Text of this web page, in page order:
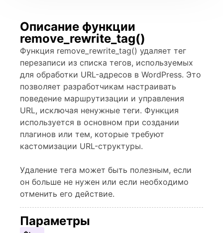
Описание функции
remove_rewrite_tag()
Функция remove_rewrite_tag() удаляет тег
перезаписи из списка тегов, используемых
для обработки URL-адресов в WordPress. Это
позволяет разработчикам настраивать
поведение маршрутизации и управления
URL, исключая ненужные теги. Функция
используется в основном при создании
плагинов или тем, которые требуют
кастомизации URL-структуры.
Удаление тега может быть полезным, если
он больше не нужен или если необходимо
отменить его действие.
Параметры